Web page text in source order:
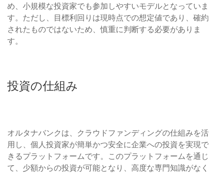
め、小規模な投資家でも参加しやすいモデルとなっていま
す。ただし、目標利回りは現時点での想定値であり、確約
されたものではないため、慎重に判断する必要がありま
す。
投資の仕組み
オルタナバンクは、クラウドファンディングの仕組みを活
用し、個人投資家が簡単かつ安全に企業への投資を実現で
きるプラットフォームです。このプラットフォームを通じ
て、少額からの投資が可能となり、高度な専門知識がなく